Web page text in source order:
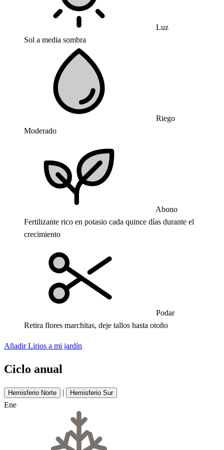
Luz
Sol a media sombra
Riego
Moderado
Abono
Fertilizante rico en potasio cada quince días durante el
crecimiento
Podar
Retira flores marchitas, deje tallos hasta otoño
Añadir Lirios a mi jardín
Ciclo anual
Hemisferio Norte | Hemisferio Sur
Ene